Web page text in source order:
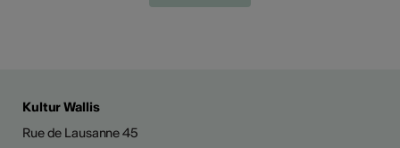
Kultur Wallis
Rue de Lausanne 45